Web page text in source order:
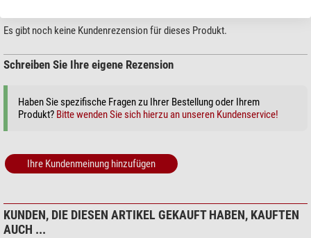
Es gibt noch keine Kundenrezension für dieses Produkt.
Schreiben Sie Ihre eigene Rezension
Haben Sie spezifische Fragen zu Ihrer Bestellung oder Ihrem
Produkt? Bitte wenden Sie sich hierzu an unseren Kundenservice!
Ihre Kundenmeinung hinzufügen
KUNDEN, DIE DIESEN ARTIKEL GEKAUFT HABEN, KAUFTEN
AUCH ...